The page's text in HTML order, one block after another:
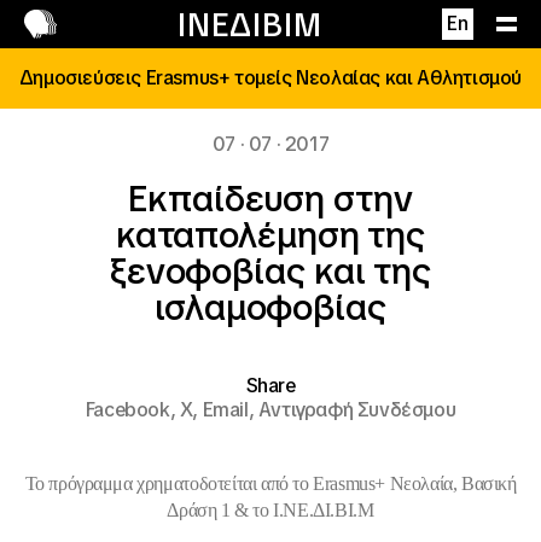
ΙΝΕΔΙΒΙΜ En
Επικοινωνία
Δημοσιεύσεις Erasmus+ τομείς Νεολαίας και Αθλητισμού
07 · 07 · 2017
Εκπαίδευση στην
καταπολέμηση της
ξενοφοβίας και της
ισλαμοφοβίας
Share
Facebook,X, Email,Αντιγραφή Συνδέσμου
Το πρόγραμμα χρηματοδοτείται από το Εrasmus+ Νεολαία, Βασική
Δράση 1 & το Ι.ΝΕ.ΔΙ.ΒΙ.Μ